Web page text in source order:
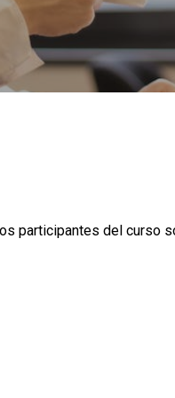
participantes del curso